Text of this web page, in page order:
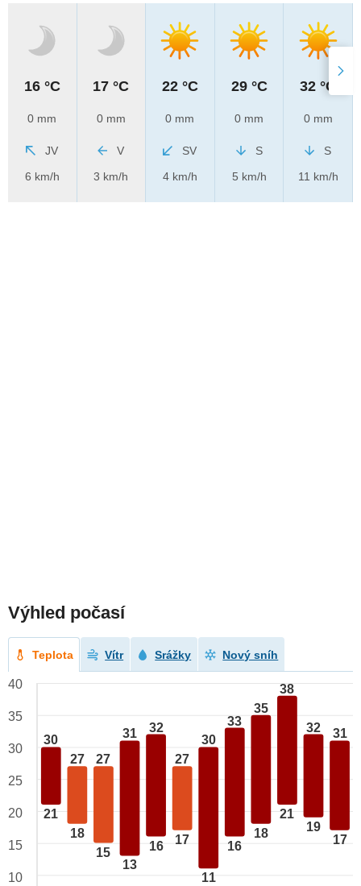
16 °C
0 mm
JV
6 km/h
17 °C
0 mm
V
3 km/h
22 °C
0 mm
SV
4 km/h
29 °C
0 mm
S
5 km/h
32 °C
0 mm
S
11 km/h
Výhled počasí
Teplota Vítr Srážky Nový sníh
30
21
27
18
27
15
31
13
32
16
27
17
30
11
33
16
35
18
38
21
32
19
31
17
40
35
30
25
20
15
10